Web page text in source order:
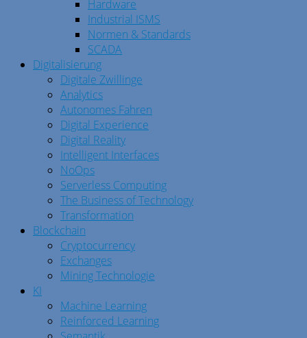
Hardware
Industrial ISMS
Normen & Standards
SCADA
Digitalisierung
Digitale Zwillinge
Analytics
Autonomes Fahren
Digital Experience
Digital Reality
Intelligent Interfaces
NoOps
Serverless Computing
The Business of Technology
Transformation
Blockchain
Cryptocurrency
Exchanges
Mining Technologie
KI
Machine Learning
Reinforced Learning